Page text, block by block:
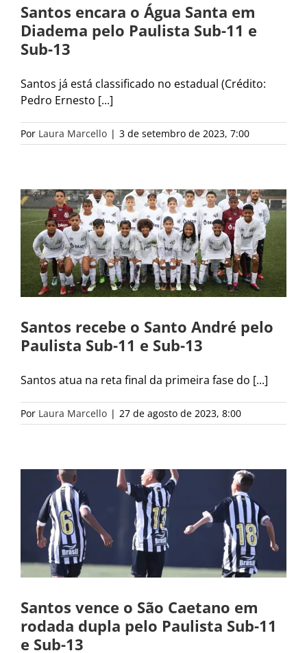
Santos encara o Água Santa em
Diadema pelo Paulista Sub-11 e
Sub-13
Santos já está classificado no estadual (Crédito:
Pedro Ernesto [...]
Por Laura Marcello | 3 de setembro de 2023, 7:00
Santos recebe o Santo André pelo
Paulista Sub-11 e Sub-13
Santos atua na reta final da primeira fase do [...]
Por Laura Marcello | 27 de agosto de 2023, 8:00
Santos vence o São Caetano em
rodada dupla pelo Paulista Sub-11
e Sub-13